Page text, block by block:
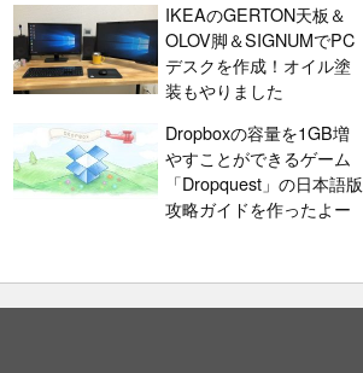
IKEAのGERTON天板＆
OLOV脚＆SIGNUMでPC
デスクを作成！オイル塗
装もやりました
Dropboxの容量を1GB増
やすことができるゲーム
「Dropquest」の日本語版
攻略ガイドを作ったよー